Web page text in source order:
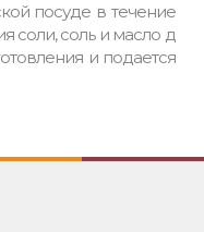
посуде в течение
соли, соль и масло д
и подается